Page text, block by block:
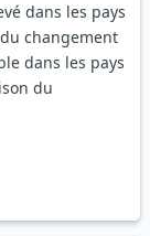
dans les pays
changement
dans les pays
du